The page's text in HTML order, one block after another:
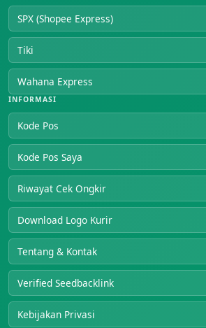
SPX (Shopee Express)
Tiki
Wahana Express
INFORMASI
Kode Pos
Kode Pos Saya
Riwayat Cek Ongkir
Download Logo Kurir
Tentang & Kontak
Verified Seedbacklink
Kebijakan Privasi